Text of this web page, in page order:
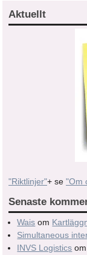
Aktuellt
"Riktlinjer"+ se "Om
Senaste
Wais om
Simultaneous
INVS Logistics om